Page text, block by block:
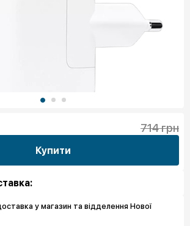
714 грн
Купити
у магазин та відделення Нової